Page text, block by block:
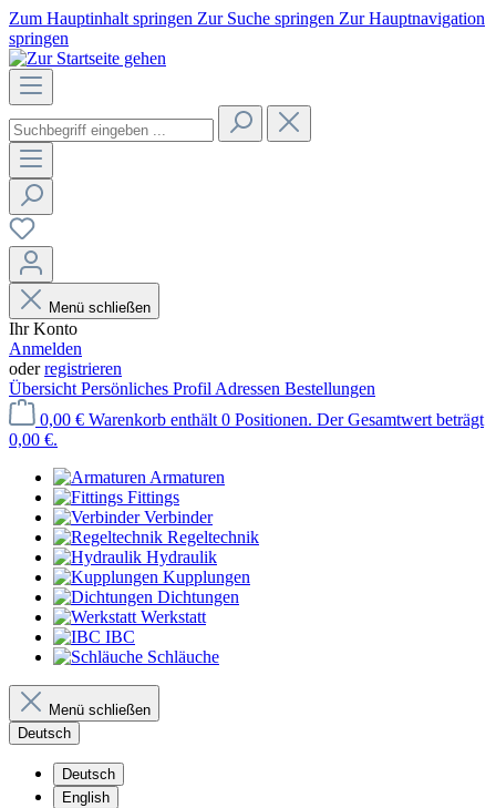
Zum Hauptinhalt springen Zur Suche springen Zur Hauptnavigation
springen
Menü schließen
Ihr Konto
Anmelden
oderregistrieren
Übersicht Persönliches Profil Adressen Bestellungen
0,00 € Warenkorb enthält 0 Positionen. Der Gesamtwert beträgt
0,00 €.
Armaturen
Fittings
Verbinder
Regeltechnik
Hydraulik
Kupplungen
Dichtungen
Werkstatt
IBC
Schläuche
Menü schließen
Deutsch
Deutsch
English